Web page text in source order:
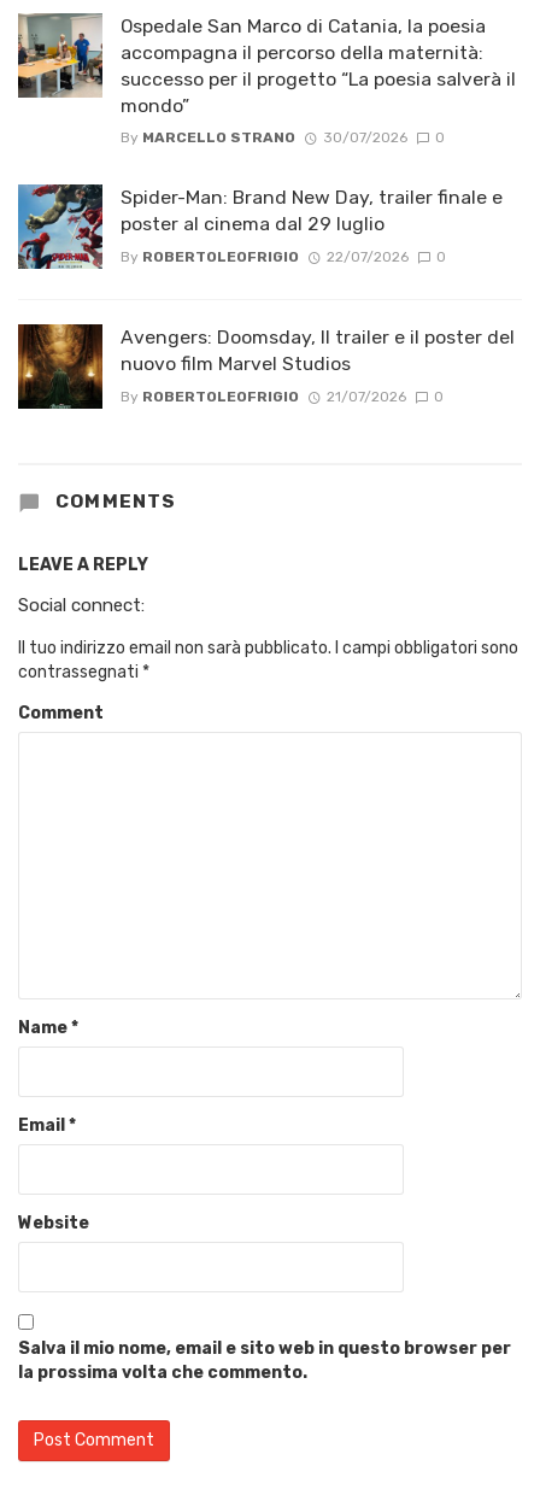
Ospedale San Marco di Catania, la poesia
accompagna il percorso della maternità:
successo per il progetto “La poesia salverà il
mondo”
By MARCELLO STRANO 30/07/2026 0
Spider-Man: Brand New Day, trailer finale e
poster al cinema dal 29 luglio
By ROBERTOLEOFRIGIO 22/07/2026 0
Avengers: Doomsday, Il trailer e il poster del
nuovo film Marvel Studios
By ROBERTOLEOFRIGIO 21/07/2026 0
COMMENTS
LEAVE A REPLY
Social connect:
Il tuo indirizzo email non sarà pubblicato. I campi obbligatori sono
contrassegnati *
Comment
Name*
Email *
Website
Salva il mio nome, email e sito web in questo browser per
la prossima volta che commento.